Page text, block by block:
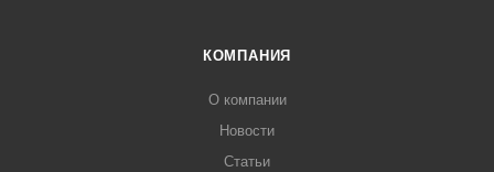
КОМПАНИЯ
О компании
Новости
Статьи